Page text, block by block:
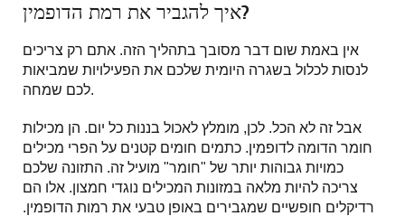
איך להגביר את רמת הדופמין?
אין באמת שום דבר מסובך בתהליך הזה. אתם רק צריכים
לנסות לכלול בשגרה היומית שלכם את הפעילויות שמביאות
לכם שמחה.
אבל זה לא הכל. לכן, מומלץ לאכול בננות כל יום. הן מכילות
חומר הדומה לדופמין. כתמים חומים קטנים על הפרי מכילים
כמויות גבוהות יותר של "חומר" מועיל זה. התזונה שלכם
צריכה להיות מלאה במזונות המכילים נוגדי חמצון. אלו הם
רדיקלים חופשיים שמגבירים באופן טבעי את רמות הדופמין.